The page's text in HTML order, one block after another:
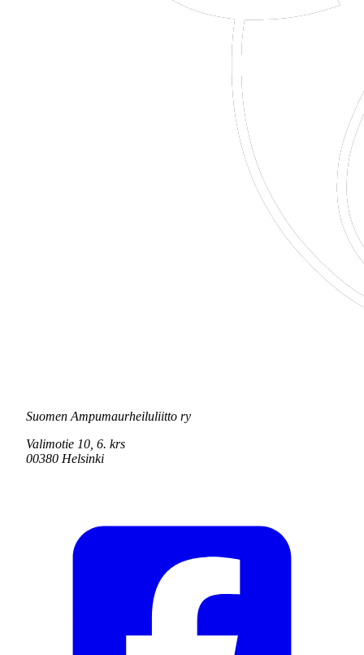
Suomen Ampumaurheiluliitto ry
Valimotie 10, 6. krs
00380 Helsinki